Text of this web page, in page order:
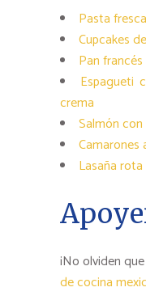
Pasta
Cupcakes
Pan
Espagueti
crema
Salmón
Camarones
Lasaña
¡No olviden que
de cocina